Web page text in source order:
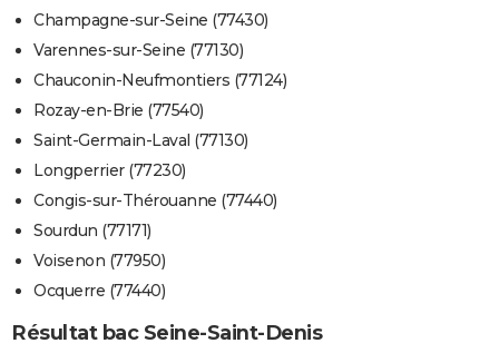
Champagne-sur-Seine (77430)
Varennes-sur-Seine (77130)
Chauconin-Neufmontiers (77124)
Rozay-en-Brie (77540)
Saint-Germain-Laval (77130)
Longperrier (77230)
Congis-sur-Thérouanne (77440)
Sourdun (77171)
Voisenon (77950)
Ocquerre (77440)
Résultat bac Seine-Saint-Denis